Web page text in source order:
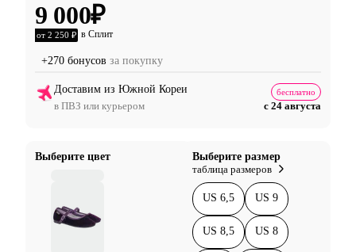
9 000₽
от 2 250 ₽ в Сплит
+270 бонусов за покупку
Доставим из Южной Кореи
в ПВЗ или курьером
бесплатно
с 24 августа
Выберите цвет
Выберите размер
таблица размеров
US 6,5 US 9
US 8,5 US 8